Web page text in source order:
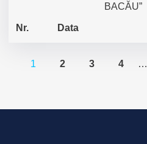
BACĂU”
Nr. Data
1 2 3 4 …